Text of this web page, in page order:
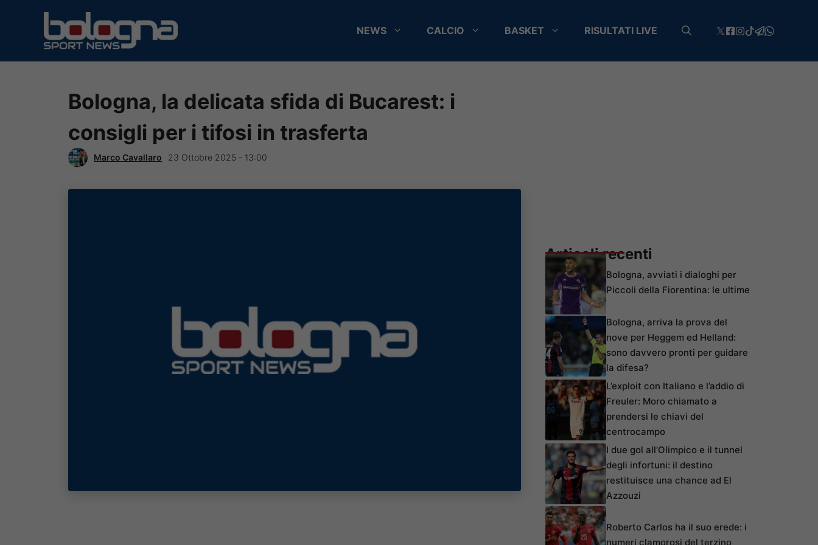
contenuto
NEWS CALCIO BASKET RISULTATI LIVE
Bologna, la delicata sfida di Bucarest: i
consigli per i tifosi in trasferta
Marco Cavallaro 23 Ottobre 2025 - 13:00
Articoli recenti
Bologna, avviati i dialoghi per
Piccoli della Fiorentina: le ultime
Bologna, arriva la prova del
nove per Heggem ed Helland:
sono davvero pronti per guidare
la difesa?
L’exploit con Italiano e l’addio di
Freuler: Moro chiamato a
prendersi le chiavi del
centrocampo
I due gol all’Olimpico e il tunnel
degli infortuni: il destino
restituisce una chance ad El
Azzouzi
Roberto Carlos ha il suo erede: i
numeri clamorosi del terzino